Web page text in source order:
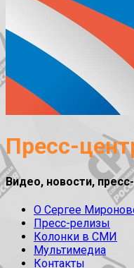
Пресс-
Видео, новости,
О Сергее
Пресс-релизы
Колонки в СМИ
Мультимедиа
Контакты